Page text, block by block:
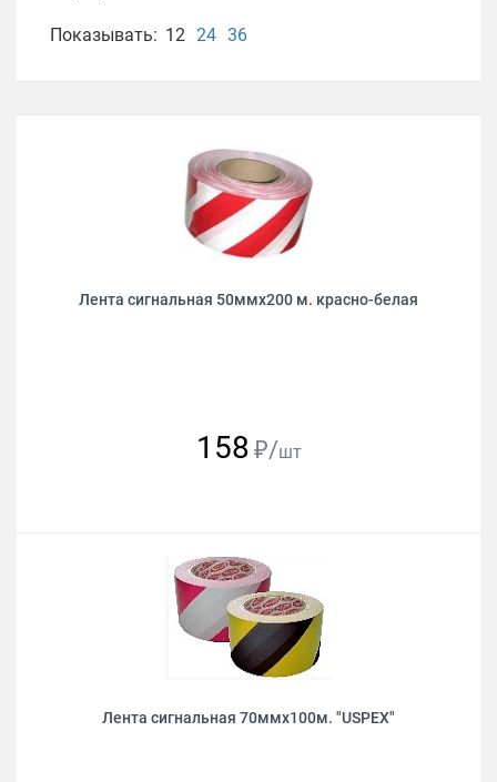
Показывать: 12 24 36
Лента сигнальная 50ммх200 м. красно-белая
158 ₽/шт
Лента сигнальная 70ммх100м. "USPEХ"